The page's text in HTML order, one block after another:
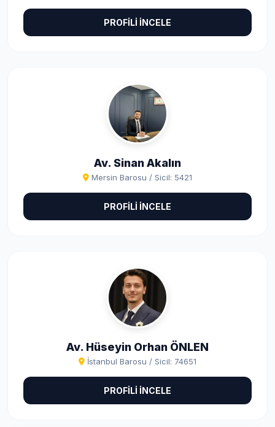
PROFİLİ İNCELE
Av. Sinan Akalın
Mersin Barosu / Sicil: 5421
PROFİLİ İNCELE
Av. Hüseyin Orhan ÖNLEN
İstanbul Barosu / Sicil: 74651
PROFİLİ İNCELE